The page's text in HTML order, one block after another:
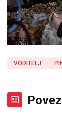
VODITELJ